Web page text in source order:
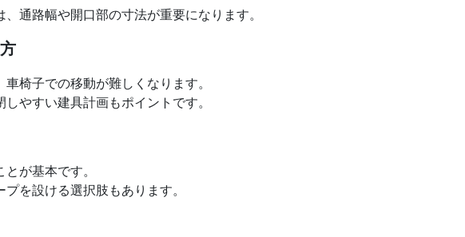
通路幅や開口部の寸法が重要になります。
椅子での移動が難しくなります。
やすい建具計画もポイントです。
が基本です。
を設ける選択肢もあります。